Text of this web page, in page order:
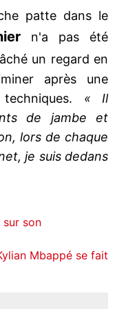
patte dans le
n'a pas été
un regard en
après une
« Il
de jambe et
lors de chaque
je suis dedans
sur son
Mbappé se fait